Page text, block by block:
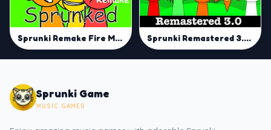
Sprunki Remake Fire Mod Sprunki Remastered 3.0 Mod
Sprunki Game
MUSIC GAMES